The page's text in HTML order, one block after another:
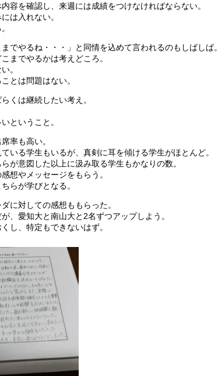
容を確認し、来週には成績をつけなければならない。
は入れない。
でやるね・・・」と同情を込めて言われるのもしばしば。
までやるかは考えどころ。
。
とは問題はない。
くは継続したい考え。
ということ。
率も高い。
いる学生もいるが、真剣に耳を傾ける学生がほとんど。
が意図した以上に汲み取る学生もかなりの数。
想やメッセージをもらう。
らが学びとなる。
に対しての感想ももらった。
、愛知大と南山大と2名ずつアップしよう。
し、特定もできないはず。